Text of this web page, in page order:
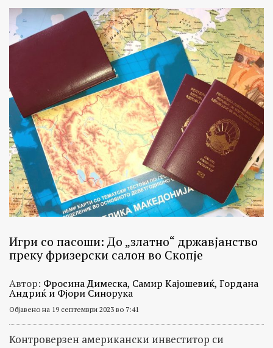
Игри со пасоши: До „златно“ државјанство
преку фризерски салон во Скопје
Автор: Фросина Димеска, Самир Кајошевиќ, Гордана
Андриќ и Фјори Синорука
Објавено на 19 септември 2023 во 7:41
Контроверзен американски инвеститор си